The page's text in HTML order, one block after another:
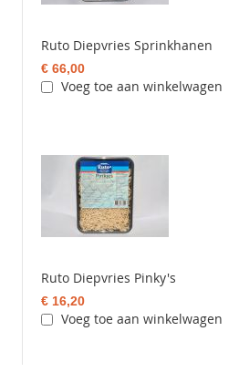
Ruto Diepvries Sprinkhanen
€ 66,00
Voeg toe aan winkelwagen
Ruto Diepvries Pinky's
€ 16,20
Voeg toe aan winkelwagen